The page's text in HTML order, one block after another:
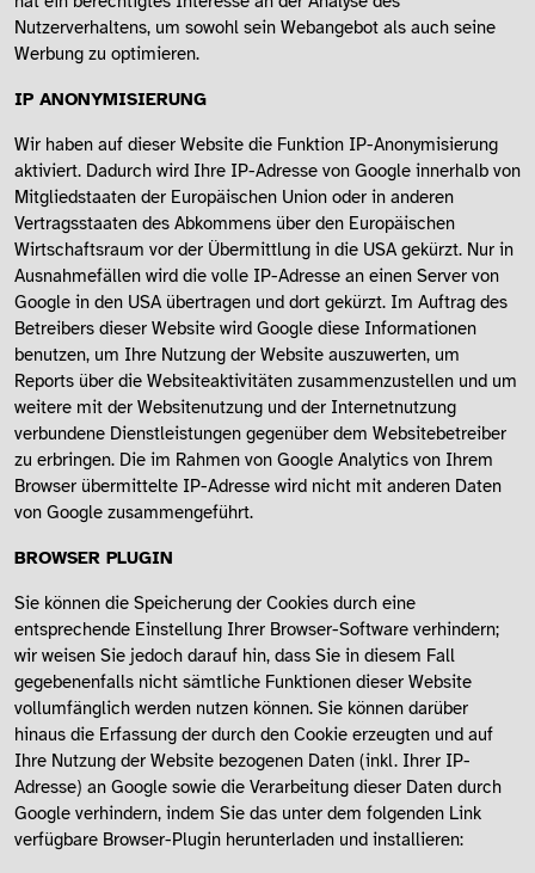
Nutzerverhaltens, um sowohl sein Webangebot als auch seine
Werbung zu optimieren.
IP ANONYMISIERUNG
Wir haben auf dieser Website die Funktion IP-Anonymisierung
aktiviert. Dadurch wird Ihre IP-Adresse von Google innerhalb von
Mitgliedstaaten der Europäischen Union oder in anderen
Vertragsstaaten des Abkommens über den Europäischen
Wirtschaftsraum vor der Übermittlung in die USA gekürzt. Nur in
Ausnahmefällen wird die volle IP-Adresse an einen Server von
Google in den USA übertragen und dort gekürzt. Im Auftrag des
Betreibers dieser Website wird Google diese Informationen
benutzen, um Ihre Nutzung der Website auszuwerten, um
Reports über die Websiteaktivitäten zusammenzustellen und um
weitere mit der Websitenutzung und der Internetnutzung
verbundene Dienstleistungen gegenüber dem Websitebetreiber
zu erbringen. Die im Rahmen von Google Analytics von Ihrem
Browser übermittelte IP-Adresse wird nicht mit anderen Daten
von Google zusammengeführt.
BROWSER PLUGIN
Sie können die Speicherung der Cookies durch eine
entsprechende Einstellung Ihrer Browser-Software verhindern;
wir weisen Sie jedoch darauf hin, dass Sie in diesem Fall
gegebenenfalls nicht sämtliche Funktionen dieser Website
vollumfänglich werden nutzen können. Sie können darüber
hinaus die Erfassung der durch den Cookie erzeugten und auf
Ihre Nutzung der Website bezogenen Daten (inkl. Ihrer IP-
Adresse) an Google sowie die Verarbeitung dieser Daten durch
Google verhindern, indem Sie das unter dem folgenden Link
verfügbare Browser-Plugin herunterladen und installieren: